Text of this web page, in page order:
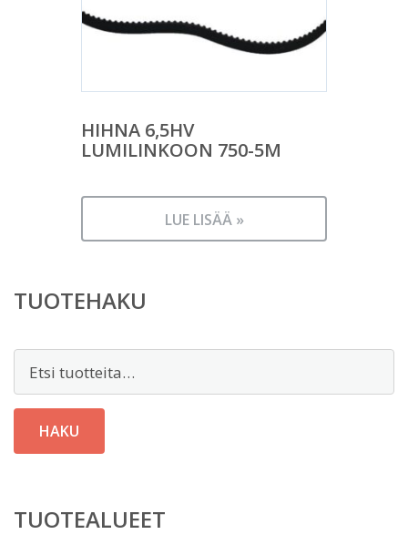
HIHNA 6,5HV
LUMILINKOON 750-5M
LUE LISÄÄ »
TUOTEHAKU
HAKU
TUOTEALUEET